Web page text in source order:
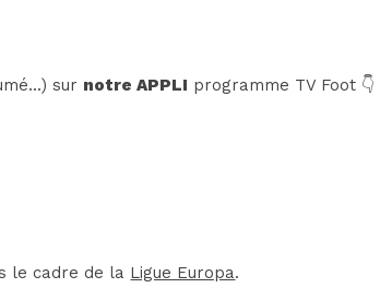
sur notre APPLI programme TV Foot 👇
le cadre de la Ligue Europa.